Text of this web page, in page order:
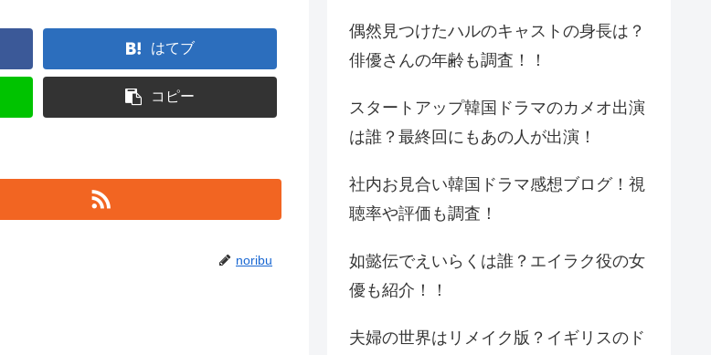
はてブ
コピー
noribu
偶然見つけたハルのキャストの身長は？
俳優さんの年齢も調査！！
スタートアップ韓国ドラマのカメオ出演
は誰？最終回にもあの人が出演！
社内お見合い韓国ドラマ感想ブログ！視
聴率や評価も調査！
如懿伝でえいらくは誰？エイラク役の女
優も紹介！！
夫婦の世界はリメイク版？イギリスのド